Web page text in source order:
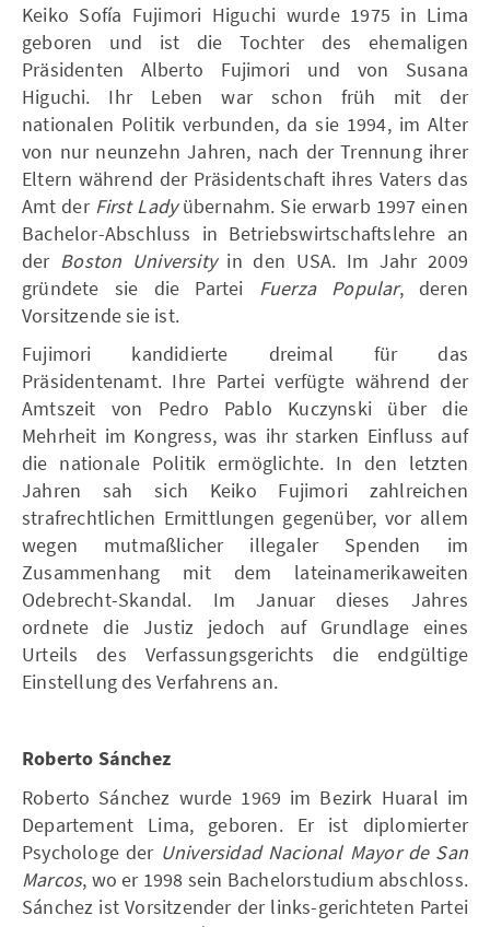
Keiko Sofía Fujimori Higuchi wurde 1975 in Lima
geboren und ist die Tochter des ehemaligen
Präsidenten Alberto Fujimori und von Susana
Higuchi. Ihr Leben war schon früh mit der
nationalen Politik verbunden, da sie 1994, im Alter
von nur neunzehn Jahren, nach der Trennung ihrer
Eltern während der Präsidentschaft ihres Vaters das
Amt der First Ladyübernahm. Sie erwarb 1997 einen
Bachelor-Abschluss in Betriebswirtschaftslehre an
der Boston Universityin den USA. Im Jahr 2009
gründete sie die Partei Fuerza Popular, deren
Vorsitzende sie ist.
Fujimori kandidierte dreimal für das
Präsidentenamt. Ihre Partei verfügte während der
Amtszeit von Pedro Pablo Kuczynski über die
Mehrheit im Kongress, was ihr starken Einfluss auf
die nationale Politik ermöglichte. In den letzten
Jahren sah sich Keiko Fujimori zahlreichen
strafrechtlichen Ermittlungen gegenüber, vor allem
wegen mutmaßlicher illegaler Spenden im
Zusammenhang mit dem lateinamerikaweiten
Odebrecht-Skandal. Im Januar dieses Jahres
ordnete die Justiz jedoch auf Grundlage eines
Urteils des Verfassungsgerichts die endgültige
Einstellung des Verfahrens an.
Roberto Sánchez
Roberto Sánchez wurde 1969 im Bezirk Huaral im
Departement Lima, geboren. Er ist diplomierter
Psychologe der Universidad Nacional Mayor de San
Marcos, wo er 1998 sein Bachelorstudium abschloss.
Sánchez ist Vorsitzender der links-gerichteten Partei